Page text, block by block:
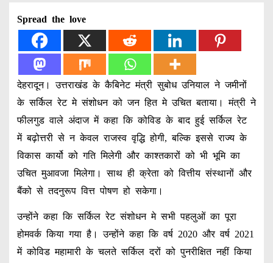
Spread the love
देहरादून। उत्तराखंड के कैबिनेट मंत्री सुबोध उनियाल ने जमीनों
के सर्किल रेट मे संशोधन को जन हित मे उचित बताया। मंत्री ने
फीलगुड वाले अंदाज में कहा कि कोविड के बाद हुई सर्किल रेट
में बढ़ोत्तरी से न केवल राजस्व वृद्धि होगी, बल्कि इससे राज्य के
विकास कार्यो को गति मिलेगी और काश्तकारों को भी भूमि का
उचित मुआवजा मिलेगा। साथ ही क्रेता को वित्तीय संस्थानों और
बैंको से तदनुरूप वित्त पोषण हो सकेगा।
उन्होंने कहा कि सर्किल रेट संशोधन मे सभी पहलुओं का पूरा
होमवर्क किया गया है। उन्होंने कहा कि वर्ष 2020 और वर्ष 2021
में कोविड महामारी के चलते सर्किल दरों को पुनरीक्षित नहीं किया